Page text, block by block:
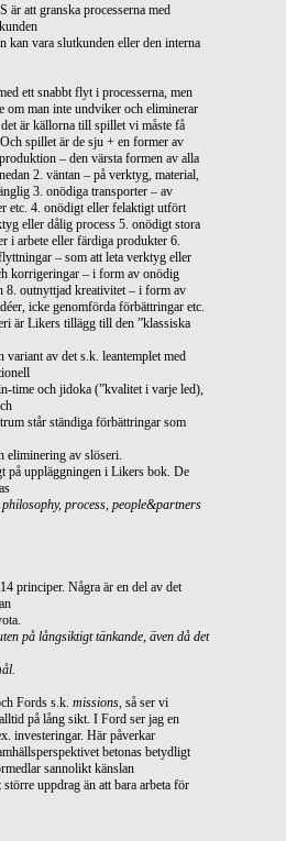
är att granska processerna med
kan vara slutkunden eller den interna
ett snabbt flyt i processerna, men
om man inte undviker och eliminerar
är källorna till spillet vi måste få
spillet är de sju + en former av
– den värsta formen av alla
2. väntan – på verktyg, material,
3. onödiga transporter – av
etc. 4. onödigt eller felaktigt utfört
eller dålig process 5. onödigt stora
i arbete eller färdiga produkter 6.
– som att leta verktyg eller
korrigeringar – i form av onödig
8. outnyttjad kreativitet – i form av
icke genomförda förbättringar etc.
är Likers tillägg till den ”klassiska
variant av det s.k. leantemplet med
time och jidoka (”kvalitet i varje led),
står ständiga förbättringar som
eliminering av slöseri.
på uppläggningen i Likers bok. De
philosophy, process, people&partners
principer. Några är en del av det
på långsiktigt tänkande, även då det
Fords s.k. missions, så ser vi
på lång sikt. I Ford ser jag en
investeringar. Här påverkar
betonas betydligt
sannolikt känslan
uppdrag än att bara arbeta för